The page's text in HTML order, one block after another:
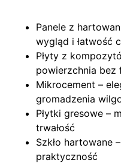
Panele z
wygląd i łatwość
Płyty z
powierzchnia bez
Mikrocement –
gromadzenia
Płytki gresowe –
trwałość
Szkło hartowane
praktyczność